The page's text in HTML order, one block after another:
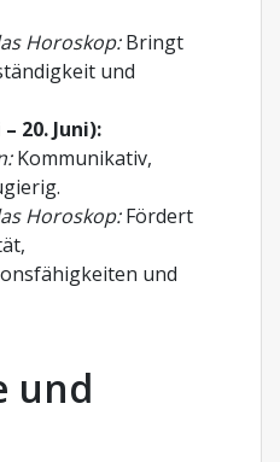
Horoskop:Bringt
und
20. Juni):
Kommunikativ,
Horoskop:Fördert
und
und